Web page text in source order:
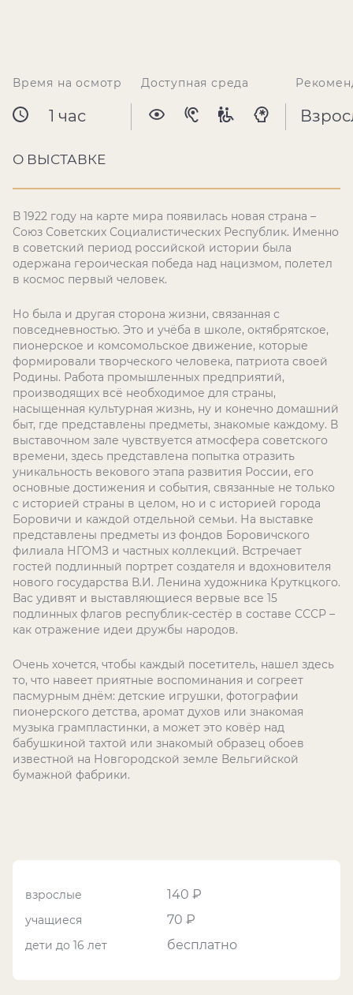
Время на осмотр
1 час
Доступная среда
О ВЫСТАВКЕ
В 1922 году на карте мира появилась новая страна –
Союз Советских Социалистических Республик. Именно
в советский период российской истории была
одержана героическая победа над нацизмом, полетел
в космос первый человек.
Но была и другая сторона жизни, связанная с
повседневностью. Это и учёба в школе, октябрятское,
пионерское и комсомольское движение, которые
формировали творческого человека, патриота своей
Родины. Работа промышленных предприятий,
производящих всё необходимое для страны,
насыщенная культурная жизнь, ну и конечно домашний
быт, где представлены предметы, знакомые каждому. В
выставочном зале чувствуется атмосфера советского
времени, здесь представлена попытка отразить
уникальность векового этапа развития России, его
основные достижения и события, связанные не только
с историей страны в целом, но и с историей города
Боровичи и каждой отдельной семьи. На выставке
представлены предметы из фондов Боровичского
филиала НГОМЗ и частных коллекций. Встречает
гостей подлинный портрет создателя и вдохновителя
нового государства В.И. Ленина художника Круткцкого.
Вас удивят и выставляющиеся вервые все 15
подлинных флагов республик-сестёр в составе СССР –
как отражение идеи дружбы народов.
Очень хочется, чтобы каждый посетитель, нашел здесь
то, что навеет приятные воспоминания и согреет
пасмурным днём: детские игрушки, фотографии
пионерского детства, аромат духов или знакомая
музыка грампластинки, а может это ковёр над
бабушкиной тахтой или знакомый образец обоев
известной на Новгородской земле Вельгийской
бумажной фабрики.
взрослые 140 ₽
учащиеся 70 ₽
дети до 16 лет бесплатно